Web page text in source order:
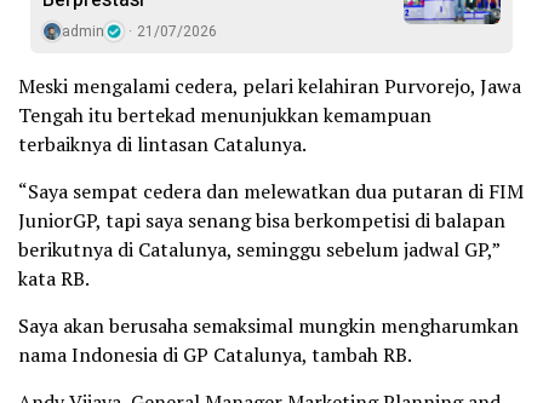
admin 21/07/2026
Meski mengalami cedera, pelari kelahiran Purvorejo, Jawa
Tengah itu bertekad menunjukkan kemampuan
terbaiknya di lintasan Catalunya.
“Saya sempat cedera dan melewatkan dua putaran di FIM
JuniorGP, tapi saya senang bisa berkompetisi di balapan
berikutnya di Catalunya, seminggu sebelum jadwal GP,”
kata RB.
Saya akan berusaha semaksimal mungkin mengharumkan
nama Indonesia di GP Catalunya, tambah RB.